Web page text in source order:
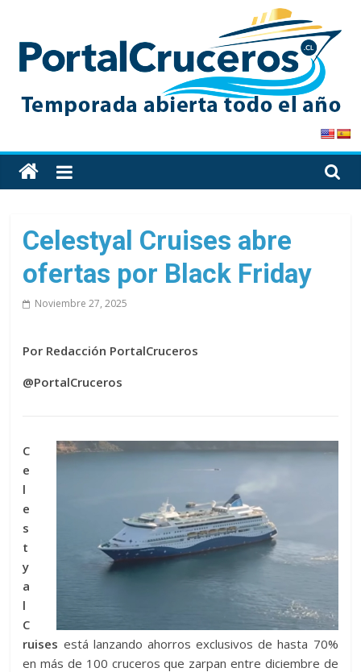
content
PortalCruceros
Toda
la
de
cruceros
en
solo
Celestyal Cruises abre
ofertas por Black Friday
Noviembre 27, 2025
Por Redacción PortalCruceros
@PortalCruceros
C
e
l
e
s
t
y
a
l
C
ruises está lanzando ahorros exclusivos de hasta 70%
en más de 100 cruceros que zarpan entre diciembre de